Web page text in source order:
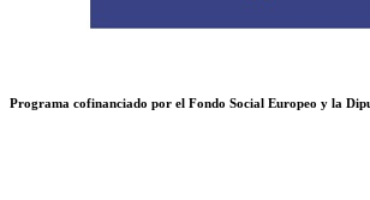
Programa cofinanciado por el Fondo Social Europeo y la